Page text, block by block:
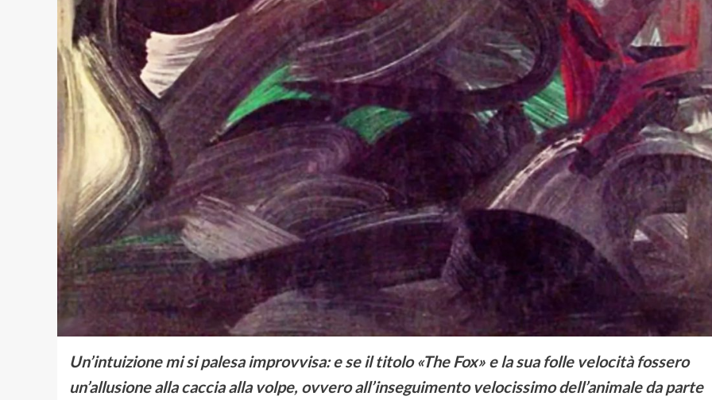
Un’intuizione mi si palesa improvvisa: e se il titolo «The Fox» e la sua folle velocità fossero
un’allusione alla caccia alla volpe, ovvero all’inseguimento velocissimo dell’animale da parte